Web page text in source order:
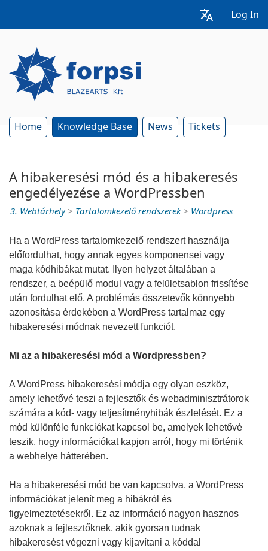
Log In
Home Knowledge Base News Tickets
A hibakeresési mód és a hibakeresés
engedélyezése a WordPressben
3. Webtárhely> Tartalomkezelő rendszerek> Wordpress
Ha a WordPress tartalomkezelő rendszert használja
előfordulhat, hogy annak egyes komponensei vagy
maga kódhibákat mutat. Ilyen helyzet általában a
rendszer, a beépülő modul vagy a felületsablon frissítése
után fordulhat elő. A problémás összetevők könnyebb
azonosítása érdekében a WordPress tartalmaz egy
hibakeresési módnak nevezett funkciót.
Mi az a hibakeresési mód a Wordpressben?
A WordPress hibakeresési módja egy olyan eszköz,
amely lehetővé teszi a fejlesztők és webadminisztrátorok
számára a kód- vagy teljesítményhibák észlelését. Ez a
mód különféle funkciókat kapcsol be, amelyek lehetővé
teszik, hogy információkat kapjon arról, hogy mi történik
a webhelye hátterében.
Ha a hibakeresési mód be van kapcsolva, a WordPress
információkat jelenít meg a hibákról és
figyelmeztetésekről. Ez az információ nagyon hasznos
azoknak a fejlesztőknek, akik gyorsan tudnak
hibakeresést végezni vagy kijavítani a kóddal